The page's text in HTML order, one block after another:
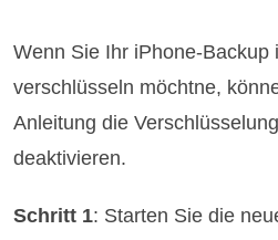
Wenn Sie Ihr iPhone-Backup
verschlüsseln möchtne,
Anleitung die
deaktivieren.
Schritt 1: Starten Sie die